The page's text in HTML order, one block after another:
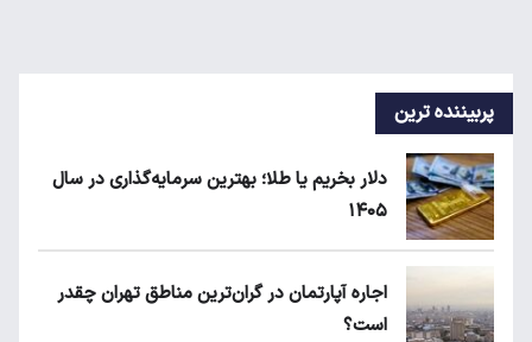
پربیننده ترین
دلار بخریم یا طلا؛ بهترین سرمایه‌گذاری در سال
۱۴۰۵
اجاره آپارتمان در گران‌ترین مناطق تهران چقدر
است؟